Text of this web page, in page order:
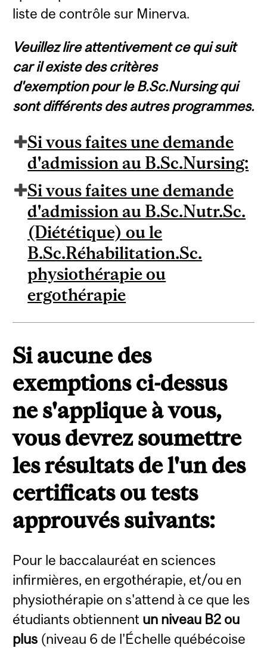
liste de contrôle sur Minerva.
Veuillez lire attentivement ce qui suit
car il existe des critères
d'exemption pour le B.Sc.Nursing qui
sont différents des autres programmes.
Si vous faites une demande
d'admission au B.Sc.Nursing:
Si vous faites une demande
d'admission au B.Sc.Nutr.Sc.
(Diététique) ou le
B.Sc.Réhabilitation.Sc.
physiothérapie ou
ergothérapie
Si aucune des
exemptions ci-dessus
ne s'applique à vous,
vous devrez soumettre
les résultats de l'un des
certificats ou tests
approuvés suivants:
Pour le baccalauréat ensciences
infirmières, en ergothérapie, et/ou en
physiothérapie on s'attend à ce que les
étudiants obtiennent un niveau B2 ou
plus (niveau 6 de l'Échelle québécoise